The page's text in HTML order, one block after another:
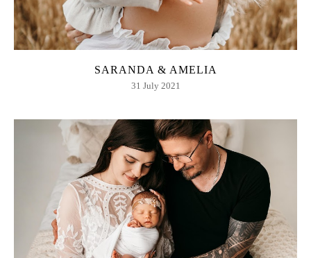
SARANDA & AMELIA
31 July 2021